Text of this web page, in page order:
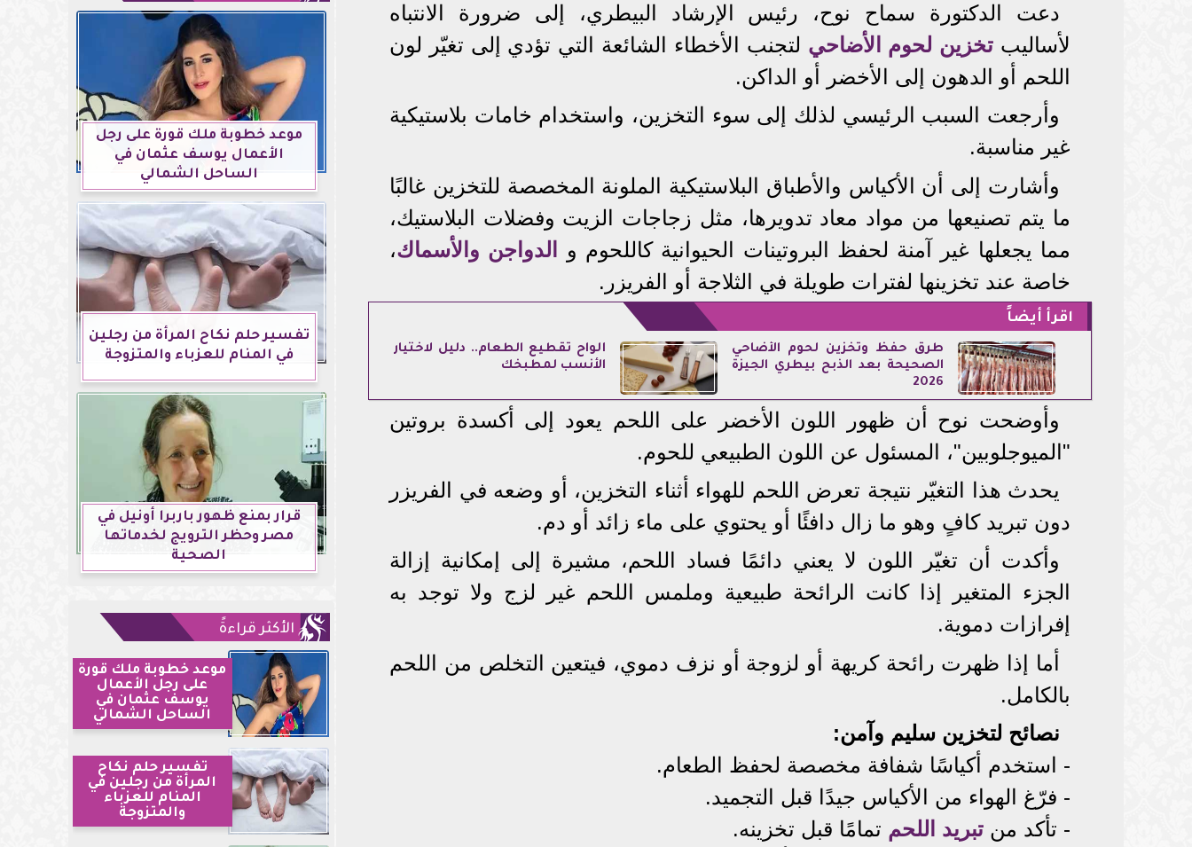
دعت الدكتورة سماح نوح، رئيس الإرشاد البيطري، إلى ضرورة الانتباه
لأساليب تخزين لحوم الأضاحي لتجنب الأخطاء الشائعة التي تؤدي إلى تغيّر لون
اللحم أو الدهون إلى الأخضر أو الداكن.
وأرجعت السبب الرئيسي لذلك إلى سوء التخزين، واستخدام خامات بلاستيكية
غير مناسبة.
وأشارت إلى أن الأكياس والأطباق البلاستيكية الملونة المخصصة للتخزين غالبًا
ما يتم تصنيعها من مواد معاد تدويرها، مثل زجاجات الزيت وفضلات البلاستيك،
مما يجعلها غير آمنة لحفظ البروتينات الحيوانية كاللحوم و
الدواجن والأسماك،
خاصة عند تخزينها لفترات طويلة في الثلاجة أو الفريزر.
اقرأ أيضاً
طرق حفظ وتخزين لحوم الأضاحي
الصحيحة بعد الذبح بيطري الجيزة
2026
ألواح تقطيع الطعام.. دليل لاختيار
الأنسب لمطبخك
وأوضحت نوح أن ظهور اللون الأخضر على اللحم يعود إلى أكسدة بروتين
"الميوجلوبين"، المسئول عن اللون الطبيعي للحوم.
يحدث هذا التغيّر نتيجة تعرض اللحم للهواء أثناء التخزين، أو وضعه في الفريزر
دون تبريد كافٍ وهو ما زال دافئًا أو يحتوي على ماء زائد أو دم.
وأكدت أن تغيّر اللون لا يعني دائمًا فساد اللحم، مشيرة إلى إمكانية إزالة
الجزء المتغير إذا كانت الرائحة طبيعية وملمس اللحم غير لزج ولا توجد به
إفرازات دموية.
أما إذا ظهرت رائحة كريهة أو لزوجة أو نزف دموي، فيتعين التخلص من اللحم
بالكامل.
نصائح لتخزين سليم وآمن:
- استخدم أكياسًا شفافة مخصصة لحفظ الطعام.
- فرّغ الهواء من الأكياس جيدًا قبل التجميد.
- تأكد من تبريد اللحم تمامًا قبل تخزينه.
موعد خطوبة ملك قورة على رجل
الأعمال يوسف عثمان في
الساحل الشمالي
تفسير حلم نكاح المرأة من رجلين
في المنام للعزباء والمتزوجة
قرار بمنع ظهور باربرا أونيل في
مصر وحظر الترويج لخدماتها
الصحية
الأكثر قراءةً
موعد خطوبة ملك قورة
على رجل الأعمال
يوسف عثمان في
الساحل الشمالي
تفسير حلم نكاح
المرأة من رجلين في
المنام للعزباء
والمتزوجة